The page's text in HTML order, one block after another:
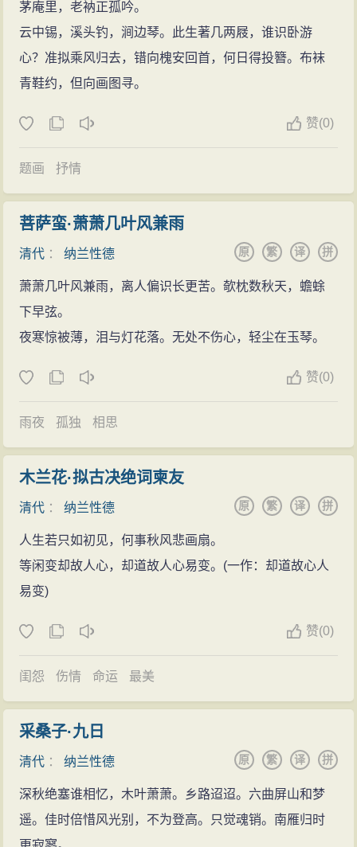
著述，因称圣意，多次受到恩赏，是人们羡慕的文武兼
备的年少英才，帝王 器重的随身近臣，前途 无量的达官
显贵。
厌恶
官场的庸俗虚伪，虽“身在高门广厦，常有 山泽鱼鸟
的御前职位上挥洒满腔热情。
康熙十三年（1674年），纳兰与两广总督卢兴祖之
女卢氏成婚。康熙十六年卢氏难产去世，纳兰的
音由此破空而起，成为《饮水词》中拔地而起的高峰，
后人不能超越，连他自己也再难超越。
纳兰性德24岁时将词作编选成集，名为《侧帽
集》，又著《饮水词》。后人将两部词集增遗补缺，共
就享有盛誉，为文人学士高度评价。时人云，“家家争唱
大。
纳兰性德交友“皆一时俊异，于世所称落落难合者”，
这些不肯落俗之人多为江南布衣文人，如顾贞观、严绳
孙、朱彝尊、陈维崧、姜宸英等。纳兰性德对朋友极为
真诚，不仅仗义疏财，而且敬重他们的
同“平原君食客三千”一样，当时许多想升官发财的名士才
子都围绕在他身边，使得其住所渌水亭（今宋庆龄故居
藏书大家
乾学，研讨经学。曾耗资40万金，编辑宋以来诸儒学经
之书，刻为《通志堂经解》1860卷（后世学者何焯编撰
有《通志堂经解目录》）。辑有《全唐诗选》。著有
《通志堂集》、《饮水词》、《渌水亭杂识》、《大易
集仪萃言》、《删补大学义粹言》、《词韵正略》、
《陈氏礼记集说补正》等书。晚年 笃意于经史、书法、
诗文。嘱
王国维：纳兰容若以
情，此初入中原未染汉人风气，故能真切如此，北宋以
来，一人而已！
陈廷焯：饮水词措词浅显
赏者，惟临江仙〔寒柳〕第一阕，及天仙子〔渌水亭
菩萨蛮云：“ 杨柳乍如丝。故园春尽时。”亦凄忱，亦闲
明。又何必催教梦醒。”亦颇凄警，然
意境 已落第二乘。
《白雨斋词话》
茅庵里，老衲正孤吟。
云中锡，溪头钓，涧边琴。此生著几两屐，谁识卧游
心？准拟乘风归去，错向槐安回首，何日得投簪。布袜
青鞋约，但向画图寻。
赞(0)
题画 抒情
菩萨蛮·萧萧几叶风兼雨
清代 ：纳兰性德 拼
译
繁
原
萧萧几叶风兼雨，离人偏识长更苦。欹枕数秋天，蟾蜍
下早弦。
夜寒惊被薄，泪与灯花落。无处不伤心，轻尘在玉琴。
赞(0)
雨夜 孤独 相思
木兰花·拟古决绝词柬友
清代 ：纳兰性德 拼
译
繁
原
人生若只如初见，何事秋风悲画扇。
等闲变却故人心，却道故人心易变。(一作：却道故心人
易变)
赞(0)
闺怨 伤情 命运 最美
采桑子·九日
清代 ：纳兰性德 拼
译
繁
原
深秋绝塞谁相忆，木叶萧萧。乡路迢迢。六曲屏山和梦
遥。佳时倍惜风光别，不为登高。只觉魂销。南雁归时